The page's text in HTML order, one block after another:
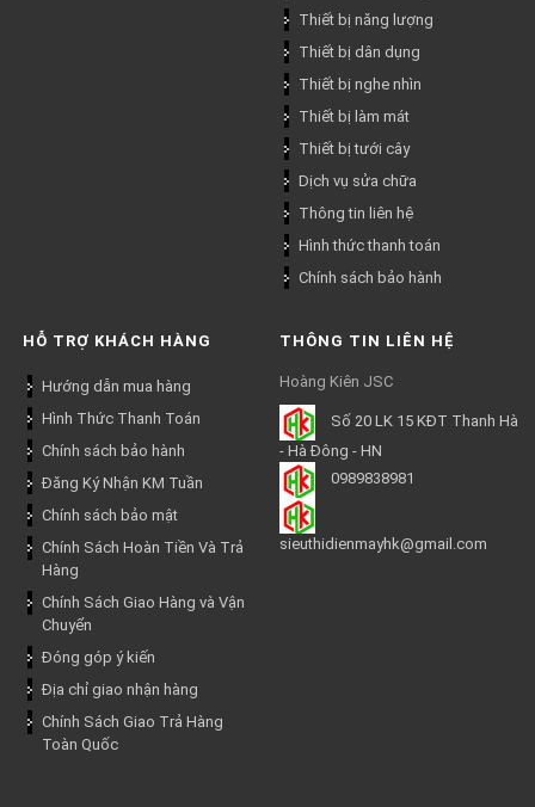
Thiết bị năng lượng
Thiết bị dân dụng
Thiết bị nghe nhìn
Thiết bị làm mát
Thiết bị tưới cây
Dịch vụ sửa chữa
Thông tin liên hệ
Hình thức thanh toán
Chính sách bảo hành
HỖ TRỢ KHÁCH HÀNG
Hướng dẫn mua hàng
Hình Thức Thanh Toán
Chính sách bảo hành
Đăng Ký Nhận KM Tuần
Chính sách bảo mật
Chính Sách Hoàn Tiền Và Trả
Hàng
Chính Sách Giao Hàng và Vận
Chuyển
Đóng góp ý kiến
Địa chỉ giao nhận hàng
Chính Sách Giao Trả Hàng
Toàn Quốc
THÔNG TIN LIÊN HỆ
Hoàng Kiên JSC
Số 20 LK 15 KĐT Thanh Hà
- Hà Đông - HN
0989838981
sieuthidienmayhk@gmail.com